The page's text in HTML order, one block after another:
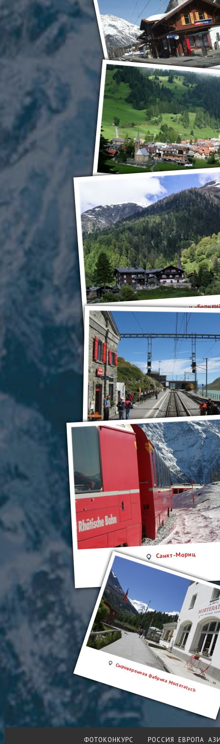
«Ледниковый экспресс» и
«Ледниковый экспресс» и
«Ледниковый экспресс» и
«Ледниковый экспресс» и
Санкт-Мориц
Сыроваренная фабрика Morteratsch
ФОТОКОНКУРС РОССИЯ ЕВРОПА